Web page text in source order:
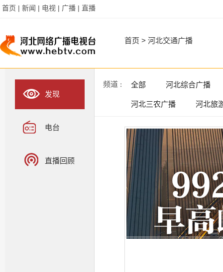
首页 | 新闻 | 电视 | 广播 | 直播
首页 > 河北交通广播
发现
电台
直播回顾
频道 : 全部 河北综合广播
河北三农广播 河北旅